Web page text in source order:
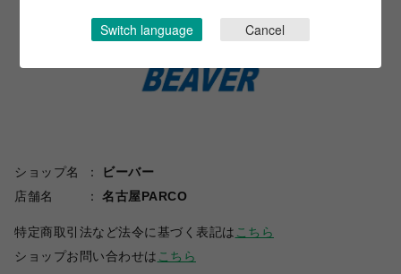
ショップ名
ビーバー
店舗名
名古屋PARCO
特定商取引法など法令に基づく表記は こちら
ショップお問い合わせは こちら
Switch language Cancel